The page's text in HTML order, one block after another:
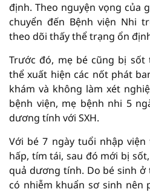
định. Theo nguyện vọng của
chuyển đến Bệnh viện Nhi
theo dõi thấy thể trạng ổn
Trước đó, mẹ bé cũng bị
thể xuất hiện các nốt phát
khám và không làm xét
bệnh viện, mẹ bệnh nhi 5
dương tính với SXH.
Với bé 7 ngày tuổi nhập
hấp, tím tái, sau đó mới bị
quả dương tính. Do bé sinh ở
có nhiễm khuẩn sơ sinh nên